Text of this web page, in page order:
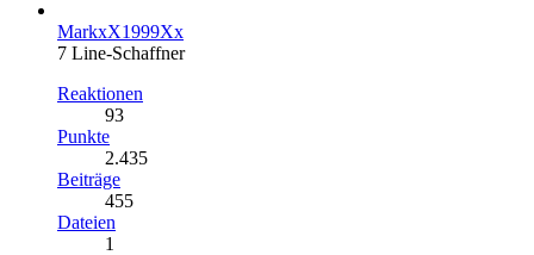
MarkxX1999Xx
7 Line-Schaffner
Reaktionen
93
Punkte
2.435
Beiträge
455
Dateien
1